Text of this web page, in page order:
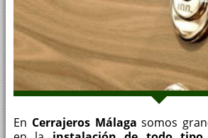
En Cerrajeros Málaga somos